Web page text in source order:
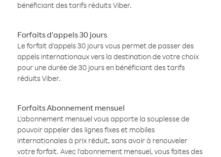
bénéficiant des tarifs réduits Viber.
Forfaits d'appels 30 jours
Le forfait d'appels 30 jours vous permet de passer des
appels internationaux vers la destination de votre choix
pour une durée de 30 jours en bénéficiant des tarifs
réduits Viber.
Forfaits Abonnement mensuel
L'abonnement mensuel vous apporte la souplesse de
pouvoir appeler des lignes fixes et mobiles
internationales à prix réduit, sans avoir à renouveler
votre forfait. Avec l'abonnement mensuel, vous faites des